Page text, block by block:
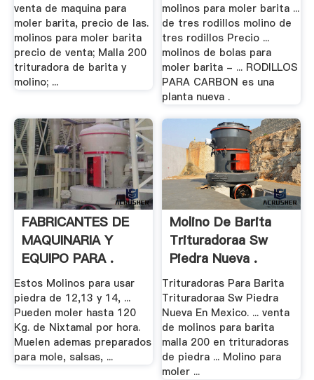
venta de maquina para
moler barita, precio de las.
molinos para moler barita
precio de venta; Malla 200
trituradora de barita y
molino; ...
molinos para moler barita ...
de tres rodillos molino de
tres rodillos Precio ...
molinos de bolas para
moler barita - ... RODILLOS
PARA CARBON es una
planta nueva .
FABRICANTES DE
MAQUINARIA Y
EQUIPO PARA .
Estos Molinos para usar
piedra de 12,13 y 14, ...
Pueden moler hasta 120
Kg. de Nixtamal por hora.
Muelen ademas preparados
para mole, salsas, ...
Molino De Barita
Trituradoraa Sw
Piedra Nueva .
Trituradoras Para Barita
Trituradoraa Sw Piedra
Nueva En Mexico. ... venta
de molinos para barita
malla 200 en trituradoras
de piedra ... Molino para
moler ...